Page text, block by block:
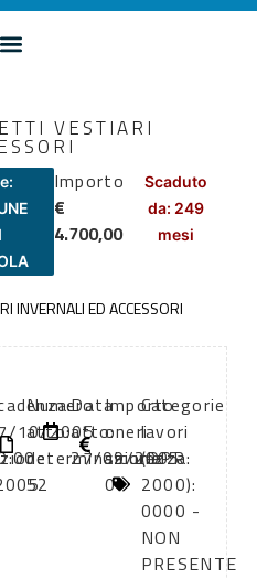
VESTIARI
Importo
€
4.700,00
Scaduto
da: 249
mesi
INVERNALI ED ACCESSORI
10/2005
Numero
atto:
determinazione
52
Data
atto:
27/09/2005
Importo
oneri
sicurezza:
0
Categorie
lavori
(DPR
2000):
0000 -
NON
PRESENTE